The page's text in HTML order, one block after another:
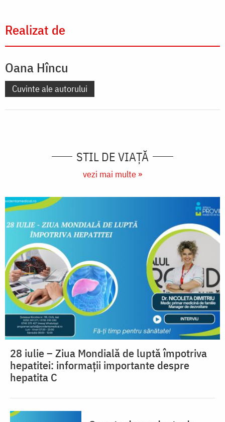
Realizat de
Oana Hîncu
Cuvinte ale autorului
STIL DE VIAŢĂ
vezi mai multe »
28 iulie – Ziua Mondială de luptă împotriva
hepatitei: informații importante despre
hepatita C